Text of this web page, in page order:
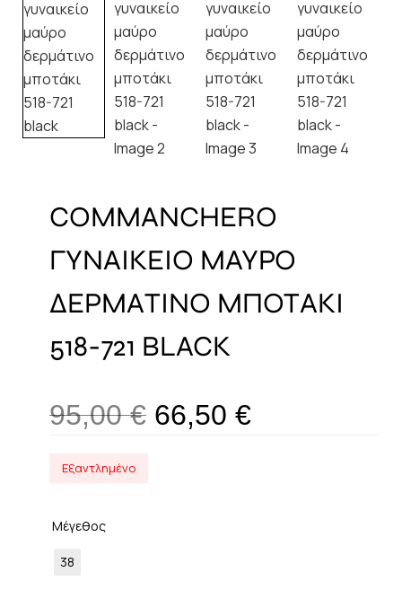
COMMANCHERO
ΓΥΝΑΙΚΕΙΟ ΜΑΥΡΟ
ΔΕΡΜΑΤΙΝΟ ΜΠΟΤΑΚΙ
518-721 BLACK
95,00€ 66,50 €
Εξαντλημένο
Μέγεθος
38